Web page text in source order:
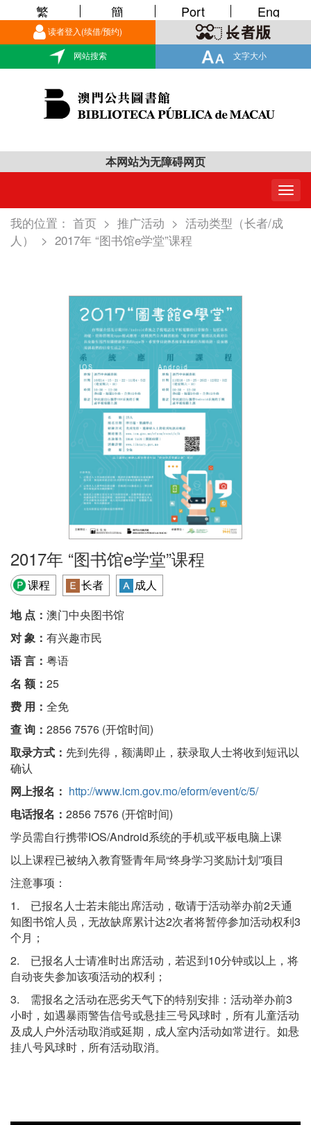
读者登入(续借/预约)
网站搜索 文字大小
繁 簡 Port Eng
本网站为无障碍网页
我的位置： 首页 > 推广活动 > 活动类型（长者/成
人）
> 2017年 “图书馆e学堂”课程
2017年 “图书馆e学堂”课程
课程 长者
成人
地 点： 澳门中央图书馆
对 象： 有兴趣市民
语 言： 粤语
名 额： 25
费 用： 全免
查 询： 2856 7576 (开馆时间)
取录方式： 先到先得，额满即止，获录取人士将收到短讯以
确认
网上报名： http://www.icm.gov.mo/eform/event/c/5/
电话报名： 2856 7576 (开馆时间)
学员需自行携带IOS/Android系统的手机或平板电脑上课
以上课程已被纳入教育暨青年局“终身学习奖励计划”项目
注意事项：
1. 已报名人士若未能出席活动，敬请于活动举办前2天通
知图书馆人员，无故缺席累计达2次者将暂停参加活动权利3
个月；
2. 已报名人士请准时出席活动，若迟到10分钟或以上，将
自动丧失参加该项活动的权利；
3. 需报名之活动在恶劣天气下的特别安排：活动举办前3
小时，如遇暴雨警告信号或悬挂三号风球时，所有儿童活动
及成人户外活动取消或延期，成人室内活动如常进行。如悬
挂八号风球时，所有活动取消。